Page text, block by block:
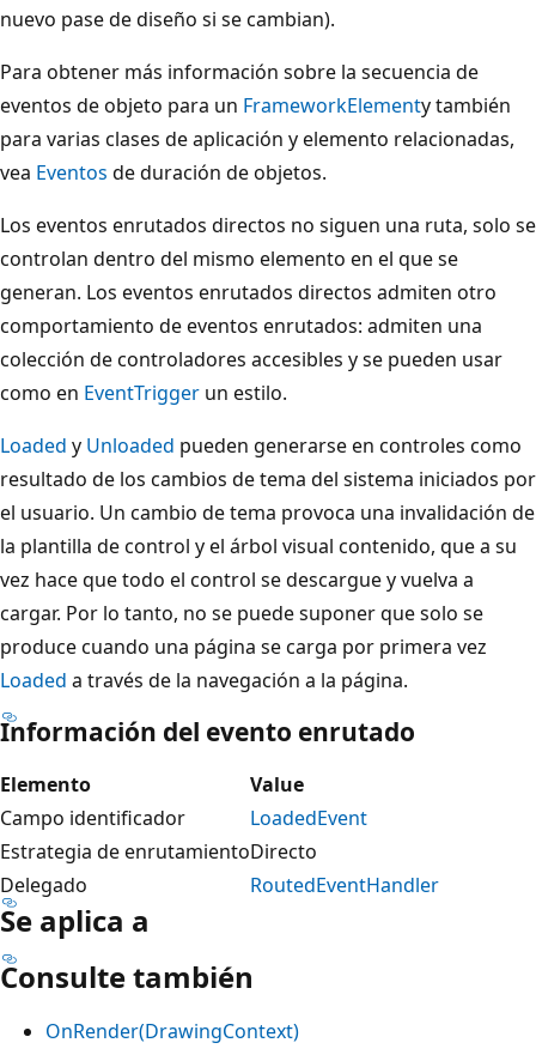
nuevo pase de diseño si se cambian).
Para obtener más información sobre la secuencia de
eventos de objeto para un FrameworkElementy también
para varias clases de aplicación y elemento relacionadas,
vea Eventos de duración de objetos.
Los eventos enrutados directos no siguen una ruta, solo se
controlan dentro del mismo elemento en el que se
generan. Los eventos enrutados directos admiten otro
comportamiento de eventos enrutados: admiten una
colección de controladores accesibles y se pueden usar
como en EventTrigger un estilo.
Loaded y Unloaded pueden generarse en controles como
resultado de los cambios de tema del sistema iniciados por
el usuario. Un cambio de tema provoca una invalidación de
la plantilla de control y el árbol visual contenido, que a su
vez hace que todo el control se descargue y vuelva a
cargar. Por lo tanto, no se puede suponer que solo se
produce cuando una página se carga por primera vez
Loaded a través de la navegación a la página.
Información del evento enrutado
Elemento
Value
Campo identificador
LoadedEvent
Estrategia de enrutamientoDirecto
Delegado
RoutedEventHandler
Se aplica a
Consulte también
OnRender(DrawingContext)